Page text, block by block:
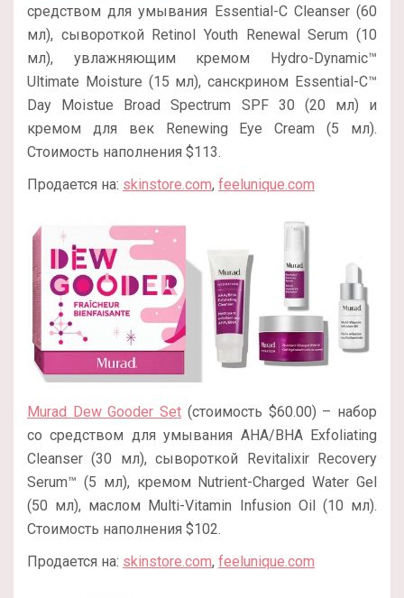
средством для умывания Essential-C Cleanser (60
мл), сывороткой Retinol Youth Renewal Serum (10
мл), увлажняющим кремом Hydro-Dynamic™
Ultimate Moisture (15 мл), санскрином Essential-C™
Day Moistue Broad Spectrum SPF 30 (20 мл) и
кремом для век Renewing Eye Cream (5 мл).
Стоимость наполнения $113.
Продается на: skinstore.com, feelunique.com
Murad Dew Gooder Set (стоимость $60.00) – набор
со средством для умывания AHA/BHA Exfoliating
Cleanser (30 мл), сывороткой Revitalixir Recovery
Serum™ (5 мл), кремом Nutrient-Charged Water Gel
(50 мл), маслом Multi-Vitamin Infusion Oil (10 мл).
Стоимость наполнения $102.
Продается на: skinstore.com, feelunique.com